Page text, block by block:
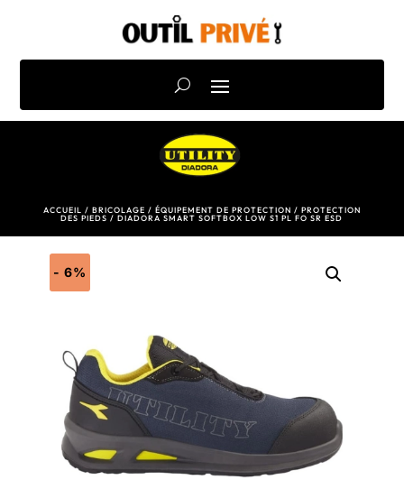
ACCUEIL / BRICOLAGE / ÉQUIPEMENT DE PROTECTION / PROTECTION
DES PIEDS / DIADORA SMART SOFTBOX LOW S1 PL FO SR ESD
- 6%